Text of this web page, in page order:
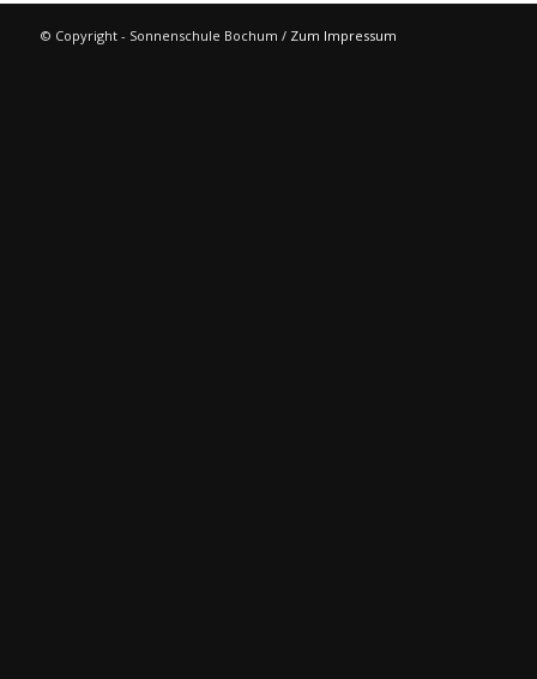
© Copyright - Sonnenschule Bochum / Zum Impressum